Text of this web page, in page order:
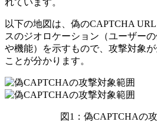
以下の地図は、偽のCAPTCHA
スのジオロケーション（ユーザー
や機能）を示すもので、攻撃対象
ことが分かります。
図1：偽CAPTCHAの